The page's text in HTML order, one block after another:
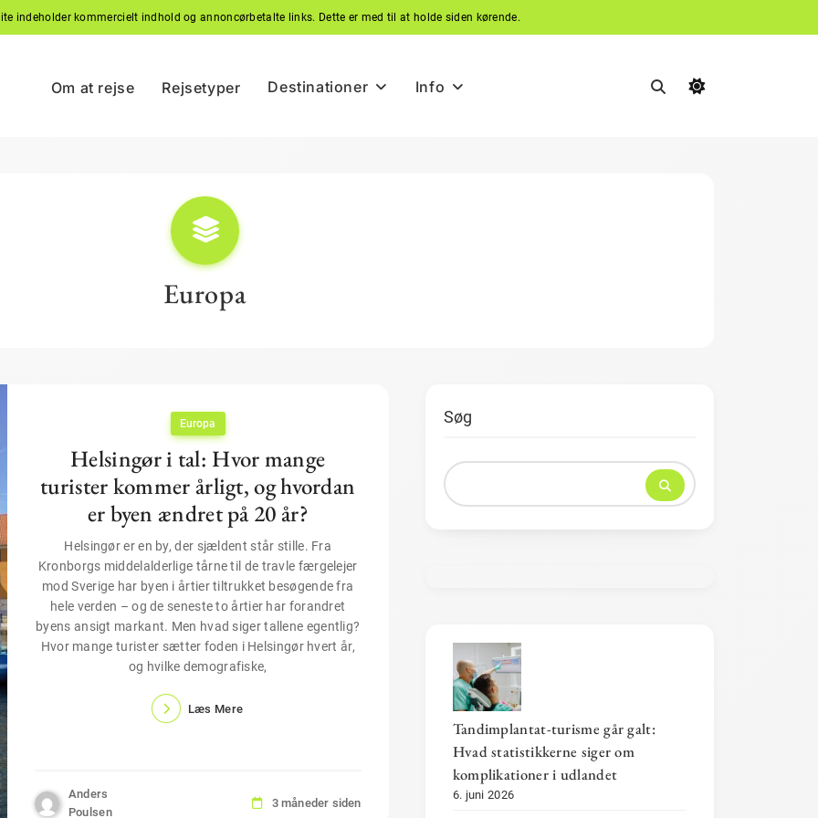
indeholder kommercielt indhold og annoncørbetalte links. Dette er med til at holde siden kørende.
Om at rejse Rejsetyper Destinationer Info
Europa
Europa
Helsingør i tal: Hvor mange
turister kommer årligt, og hvordan
er byen ændret på 20 år?
Helsingør er en by, der sjældent står stille. Fra
Kronborgs middelalderlige tårne til de travle færgelejer
mod Sverige har byen i årtier tiltrukket besøgende fra
hele verden – og de seneste to årtier har forandret
byens ansigt markant. Men hvad siger tallene egentlig?
Hvor mange turister sætter foden i Helsingør hvert år,
og hvilke demografiske,
Læs Mere
Anders
Poulsen
3 måneder siden
Søg
Tandimplantat-turisme går galt:
Hvad statistikkerne siger om
komplikationer i udlandet
6. juni 2026